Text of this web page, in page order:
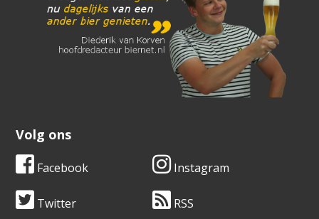
Volg ons
Facebook Instagram
Twitter RSS